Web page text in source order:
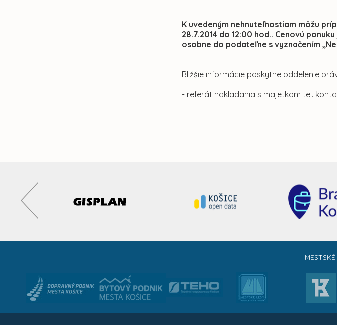
K uvedeným nehnuteľnostiam môžu
28.7.2014 do 12:00 hod.. Cenovú
osobne do podateľne s vyznačením
Bližšie informácie poskytne oddelenie
- referát nakladania s majetkom tel.